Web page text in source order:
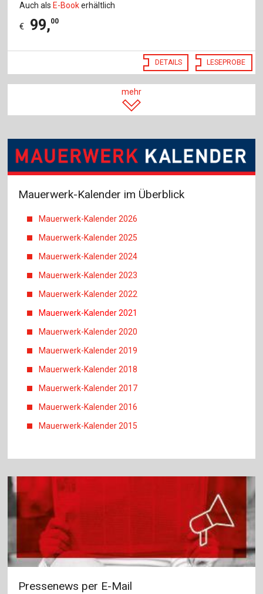
Auch als E-Bookerhältlich
€ 99,00
DETAILS LESEPROBE
mehr
Mauerwerk-Kalender im Überblick
Mauerwerk-Kalender 2026
Mauerwerk-Kalender 2025
Mauerwerk-Kalender 2024
Mauerwerk-Kalender 2023
Mauerwerk-Kalender 2022
Mauerwerk-Kalender 2021
Mauerwerk-Kalender 2020
Mauerwerk-Kalender 2019
Mauerwerk-Kalender 2018
Mauerwerk-Kalender 2017
Mauerwerk-Kalender 2016
Mauerwerk-Kalender 2015
Pressenews per E-Mail